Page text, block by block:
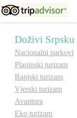
E-Brochure
Otkrij Srpsku
Doživi Srpsku
Nacionalni parkovi
Planinski turizam
Banjski turizam
Vjerski turizam
Avantura
Eko turizam